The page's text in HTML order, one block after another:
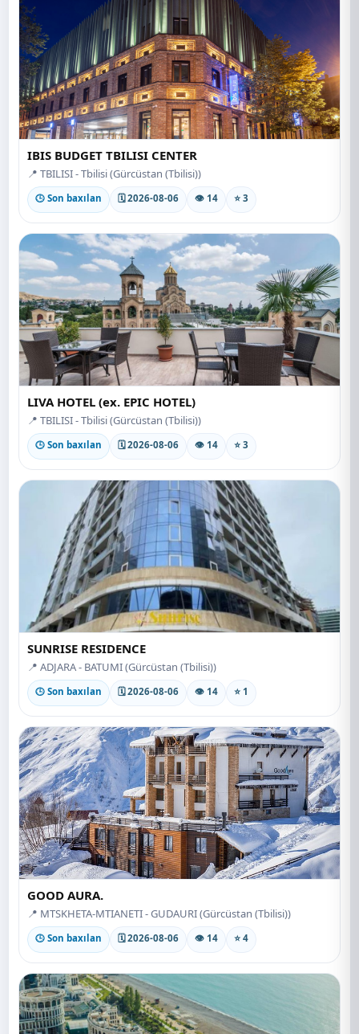
IBIS BUDGET TBILISI CENTER
📍 TBILISI - Tbilisi (Gürcüstan (Tbilisi))
🕒 Son baxılan 🗓 2026-08-06 👁 14 ⭐ 3
LIVA HOTEL (ex. EPIC HOTEL)
📍 TBILISI - Tbilisi (Gürcüstan (Tbilisi))
🕒 Son baxılan 🗓 2026-08-06 👁 14 ⭐ 3
SUNRISE RESIDENCE
📍 ADJARA - BATUMI (Gürcüstan (Tbilisi))
🕒 Son baxılan 🗓 2026-08-06 👁 14 ⭐ 1
GOOD AURA.
📍 MTSKHETA-MTIANETI - GUDAURI (Gürcüstan (Tbilisi))
🕒 Son baxılan 🗓 2026-08-06 👁 14 ⭐ 4